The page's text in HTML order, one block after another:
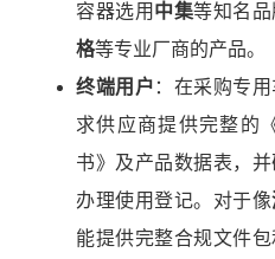
容器选用 中集等知名
格等专业厂商的产品。
终端用户 ：在采购专
求供应商提供完整的
书》及产品数据表，
办理使用登记。对于像
能提供完整合规文件